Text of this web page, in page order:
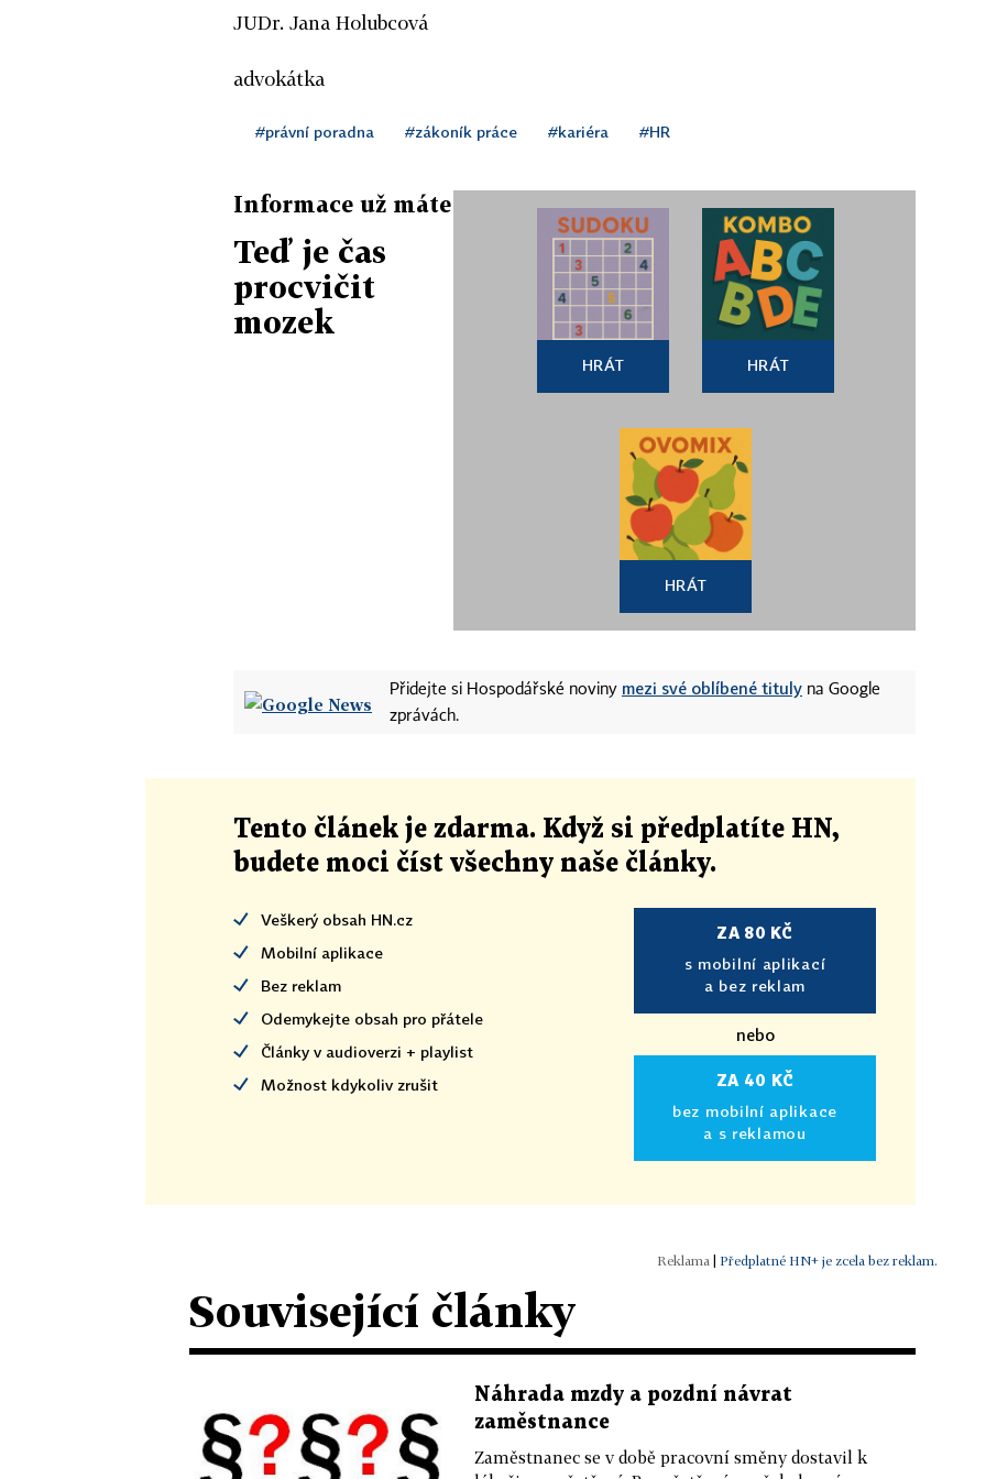
JUDr. Jana Holubcová
advokátka
#právní poradna #zákoník práce #kariéra #HR
Informace už máte
Teď je čas
procvičit
mozek
HRÁT HRÁT
HRÁT
Přidejte si Hospodářské noviny mezi své oblíbené tituly na Google
zprávách.
Tento článek je zdarma. Když si předplatíte HN,
budete moci číst všechny naše články.
Veškerý obsah HN.cz
Mobilní aplikace
Bez reklam
Odemykejte obsah pro přátele
Články v audioverzi + playlist
Možnost kdykoliv zrušit
ZA 80 KČ
s mobilní aplikací
a bez reklam
nebo
ZA 40 KČ
bez mobilní aplikace
a s reklamou
| Předplatné HN+ je zcela bez reklam.
Související články
Náhrada mzdy a pozdní návrat
zaměstnance
Zaměstnanec se v době pracovní směny dostavil k